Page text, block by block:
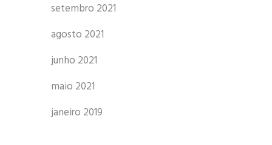
setembro 2021
agosto 2021
junho 2021
maio 2021
janeiro 2019